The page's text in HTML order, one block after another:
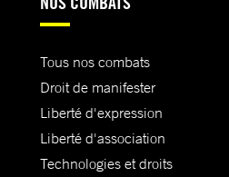
Tous nos combats
Droit de manifester
Liberté d'expression
Liberté d'association
Technologies et droits